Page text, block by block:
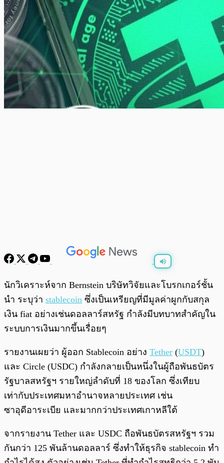
พร้อมเล่น 0:00
นักวิเคราะห์จาก Bernstein บริษัทวิจัยและโบรกเกอร์ชั้น
นำ ระบุว่า stablecoin ซึ่งเป็นเหรียญที่มีมูลค่าผูกกับสกุล
เงิน fiat อย่างเช่นดอลลาร์สหรัฐ กำลังมีบทบาทสำคัญใน
ระบบการเงินมากขึ้นเรื่อยๆ
รายงานเผยว่า ผู้ออก Stablecoin อย่าง Tether (USDT)
และ Circle (USDC) กำลังกลายเป็นหนึ่งในผู้ถือพันธบัตร
รัฐบาลสหรัฐฯ รายใหญ่ลำดับที่ 18 ของโลก ซึ่งเทียบ
เท่ากับประเทศมหาอำนาจหลายประเทศ เช่น
ซาอุดีอาระเบีย และมากกว่าประเทศเกาหลีใต้
จากรายงาน Tether และ USDC ถือพันธบัตรสหรัฐฯ รวม
กันกว่า 125 พันล้านดอลลาร์ ซึ่งทำให้ธุรกิจ stablecoin ทำ